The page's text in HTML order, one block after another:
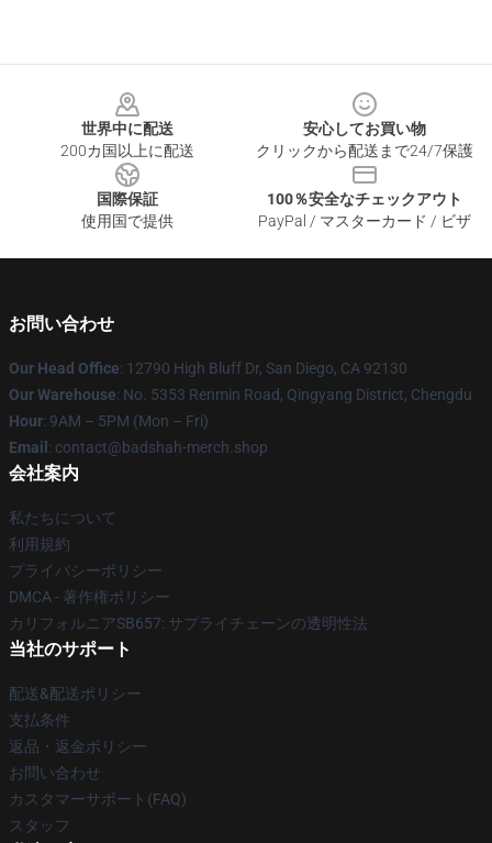
世界中に配送
200カ国以上に配送
安心してお買い物
クリックから配送まで24/7保護
国際保証
使用国で提供
100％安全なチェックアウト
PayPal / マスターカード / ビザ
お問い合わせ
Our Head Office: 12790 High Bluff Dr, San Diego, CA 92130
Our Warehouse: No. 5353 Renmin Road, Qingyang District, Chengdu
Hour: 9AM – 5PM (Mon – Fri)
Email : contact@badshah-merch.shop
会社案内
私たちについて
利用規約
プライバシーポリシー
DMCA - 著作権ポリシー
カリフォルニアSB657: サプライチェーンの透明性法
当社のサポート
配送&配送ポリシー
支払条件
返品・返金ポリシー
お問い合わせ
カスタマーサポート(FAQ)
スタッフ